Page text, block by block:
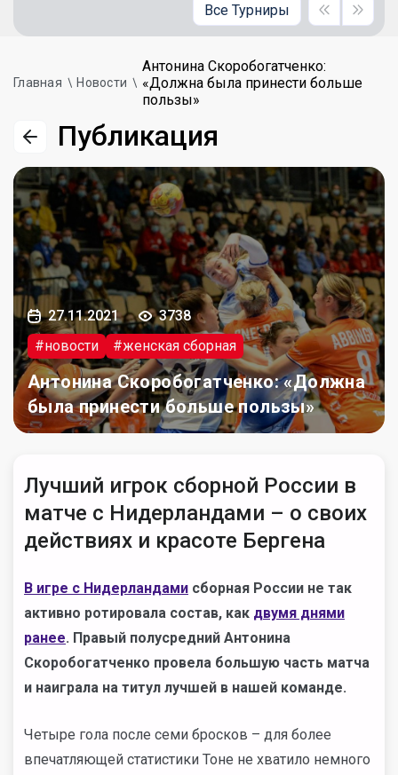
Все Турниры
Главная Новости
Антонина Скоробогатченко:
«Должна была принести больше
пользы»
Публикация
27.11.2021
3738
#новости
#женская сборная
Антонина Скоробогатченко: «Должна
была принести больше пользы»
Лучший игрок сборной России в
матче с Нидерландами – о своих
действиях и красоте Бергена
В игре с Нидерландами сборная России не так
активно ротировала состав, как двумя днями
ранее. Правый полусредний Антонина
Скоробогатченко провела большую часть матча
и наиграла на титул лучшей в нашей команде.
Четыре гола после семи бросков – для более
впечатляющей статистики Тоне не хватило немного